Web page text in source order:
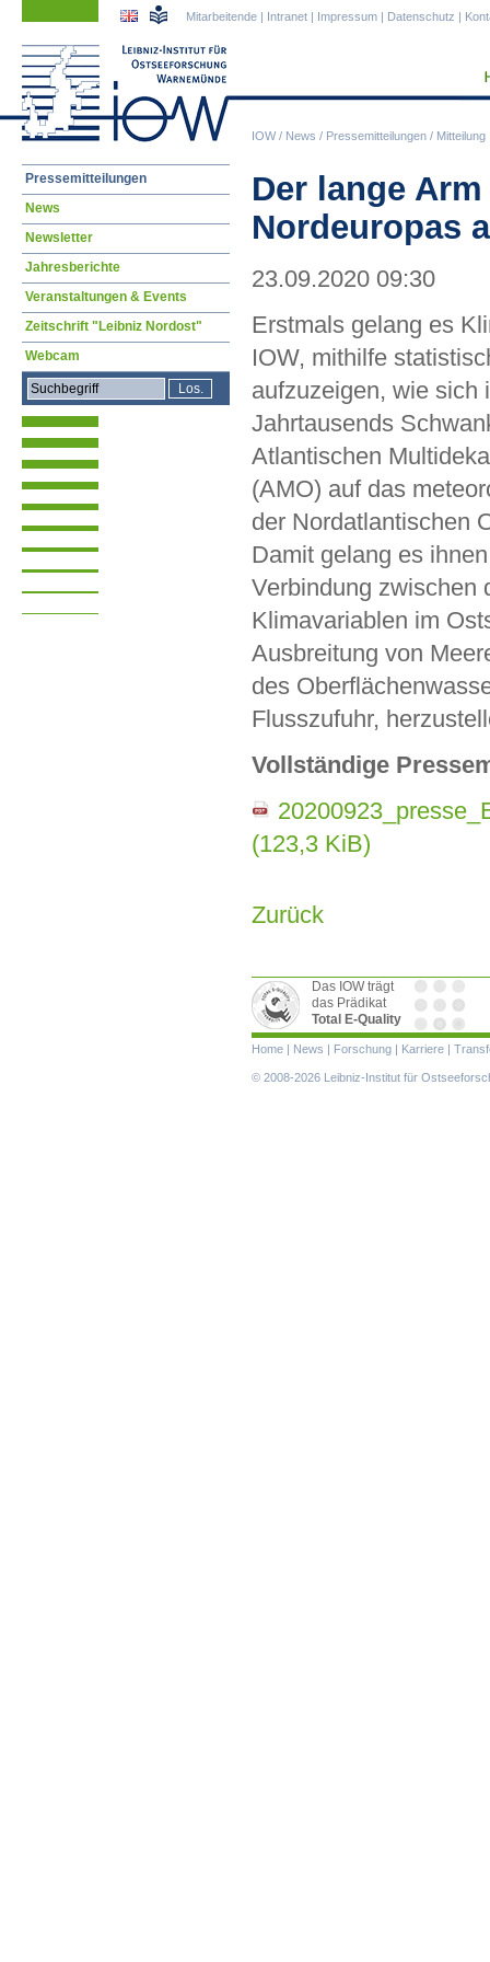
IOW/ News / Pressemitteilungen / Mitteilung
Mitarbeitende | Intranet | Impressum | Datenschutz |
Der lange
Nordeuropas
23.09.2020 09:30
Erstmals gelang es
IOW, mithilfe
aufzuzeigen, wie sich
Jahrtausends
Atlantischen
(AMO) auf das
der Nordatlantischen
Damit gelang es
Verbindung zwischen
Klimavariablen im
Ausbreitung von
des
Flusszufuhr,
Vollständige
(123,3 KiB)
Zurück
Navigation
Pressemitteilungen
News
Newsletter
Jahresberichte
Veranstaltungen & Events
Zeitschrift "Leibniz Nordost"
Webcam
Das IOW trägt
das Prädikat
Total E-Quality
Navigation
überspringen
Home | News | Forschung | Karriere |
© 2008-2026 Leibniz-Institut für